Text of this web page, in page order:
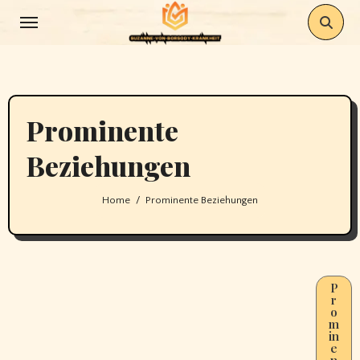
Prominente
Beziehungen
Home Prominente Beziehungen
P
r
o
m
in
e